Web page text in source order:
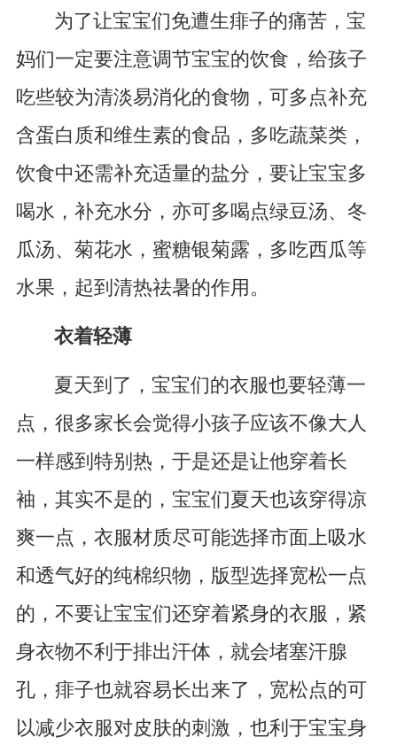
为了让宝宝们免遭生痱子的痛苦，宝
妈们一定要注意调节宝宝的饮食，给孩子
吃些较为清淡易消化的食物，可多点补充
含蛋白质和维生素的食品，多吃蔬菜类，
饮食中还需补充适量的盐分，要让宝宝多
喝水，补充水分，亦可多喝点绿豆汤、冬
瓜汤、菊花水，蜜糖银菊露，多吃西瓜等
水果，起到清热祛暑的作用。
衣着轻薄
夏天到了，宝宝们的衣服也要轻薄一
点，很多家长会觉得小孩子应该不像大人
一样感到特别热，于是还是让他穿着长
袖，其实不是的，宝宝们夏天也该穿得凉
爽一点，衣服材质尽可能选择市面上吸水
和透气好的纯棉织物，版型选择宽松一点
的，不要让宝宝们还穿着紧身的衣服，紧
身衣物不利于排出汗体，就会堵塞汗腺
孔，痱子也就容易长出来了，宽松点的可
以减少衣服对皮肤的刺激，也利于宝宝身